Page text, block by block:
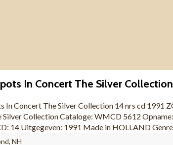
In Concert The Silver Collection 14 nrs cd 1991
Silver Collection Cataloge: WMCD 5612
14 Uitgegeven: 1991 Made in HOLLAND
NH